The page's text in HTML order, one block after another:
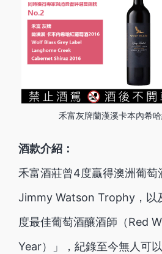
禾富灰牌蘭漢溪卡本內希
酒款介紹：
禾富酒莊曾4度贏得澳洲葡萄
Jimmy Watson Trophy，以
度最佳葡萄酒釀酒師（Red
Year）」，紀錄至今無人可